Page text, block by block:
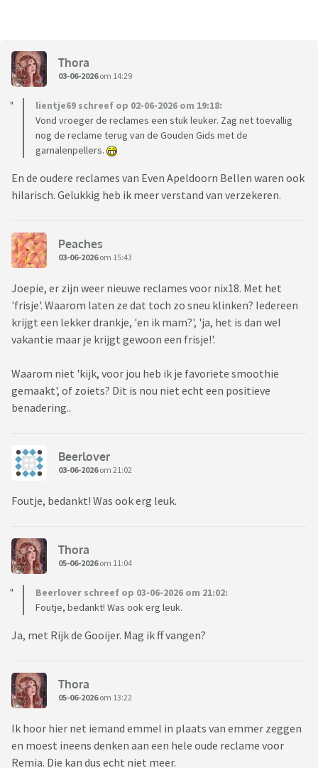
Thora
03-06-2026om 14:29
lientje69 schreef op 02-06-2026 om 19:18:
Vond vroeger de reclames een stuk leuker. Zag net toevallig
nog de reclame terug van de Gouden Gids met de
garnalenpellers.
En de oudere reclames van Even Apeldoorn Bellen waren ook
hilarisch. Gelukkig heb ik meer verstand van verzekeren.
Peaches
03-06-2026om 15:43
Joepie, er zijn weer nieuwe reclames voor nix18. Met het
'frisje'. Waarom laten ze dat toch zo sneu klinken? Iedereen
krijgt een lekker drankje, 'en ik mam?', 'ja, het is dan wel
vakantie maar je krijgt gewoon een frisje!'.
Waarom niet 'kijk, voor jou heb ik je favoriete smoothie
gemaakt', of zoiets? Dit is nou niet echt een positieve
benadering..
Beerlover
03-06-2026om 21:02
Foutje, bedankt! Was ook erg leuk.
Thora
05-06-2026om 11:04
Beerlover schreef op 03-06-2026 om 21:02:
Foutje, bedankt! Was ook erg leuk.
Ja, met Rijk de Gooijer. Mag ik ff vangen?
Thora
05-06-2026om 13:22
Ik hoor hier net iemand emmel in plaats van emmer zeggen
en moest ineens denken aan een hele oude reclame voor
Remia. Die kan dus echt niet meer.